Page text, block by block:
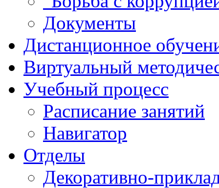
Документы
Дистанционное
Виртуальный
Учебный процесс
Расписание занятий
Навигатор
Отделы
Декоративно-